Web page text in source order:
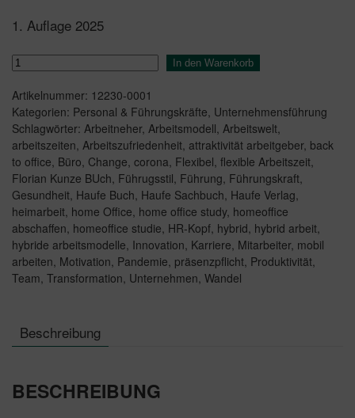
1. Auflage 2025
Schluss
dem
Büro!
Oder
doch
nicht?
Menge
In den Warenkorb
Artikelnummer: 12230-0001
Kategorien: Personal & Führungskräfte Unternehmensführung
Schlagwörter: Arbeitneher, Arbeitsmodell Arbeitswelt
arbeitszeiten Arbeitszufriedenheit attraktivität arbeitgeber, back
to office Büro Change corona Flexibel flexible Arbeitszeit
Florian Kunze BUch Führugsstil Führung Führungskraft
Gesundheit Haufe Buch Haufe Sachbuch Haufe Verlag
heimarbeit home Office home office study, homeoffice
abschaffen homeoffice studie HR-Kopf hybrid hybrid arbeit
hybride arbeitsmodelle Innovation Karriere Mitarbeiter, mobil
arbeiten Motivation Pandemie präsenzpflicht Produktivität
Team Transformation Unternehmen Wandel
Beschreibung
BESCHREIBUNG